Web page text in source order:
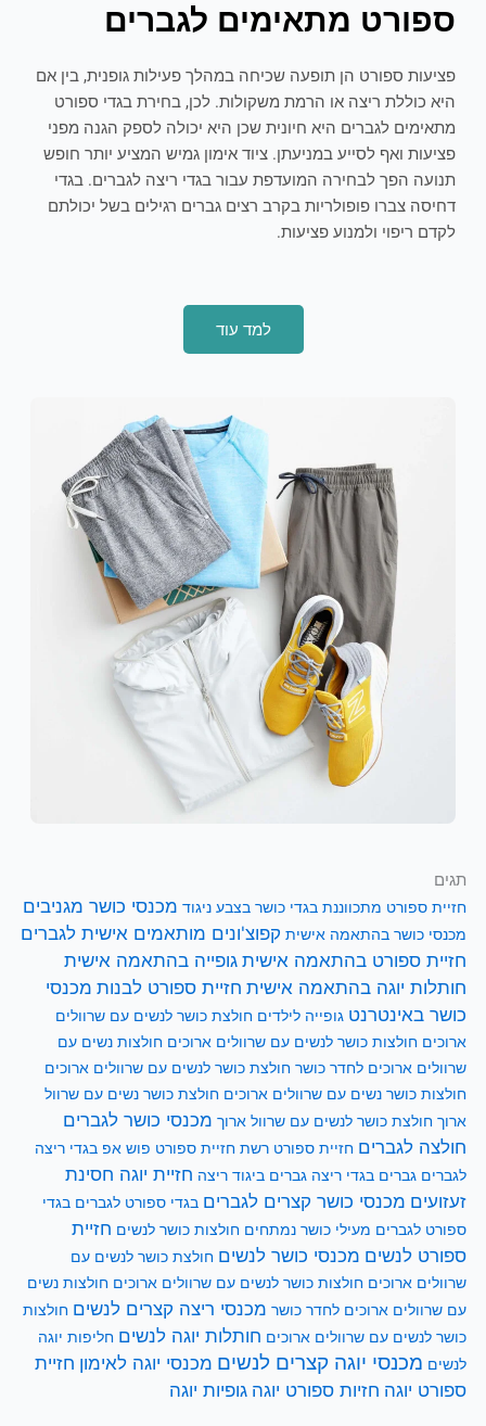
ספורט מתאימים לגברים
פציעות ספורט הן תופעה שכיחה במהלך פעילות גופנית, בין אם
היא כוללת ריצה או הרמת משקולות. לכן, בחירת בגדי ספורט
מתאימים לגברים היא חיונית שכן היא יכולה לספק הגנה מפני
פציעות ואף לסייע במניעתן. ציוד אימון גמיש המציע יותר חופש
תנועה הפך לבחירה המועדפת עבור בגדי ריצה לגברים. בגדי
דחיסה צברו פופולריות בקרב רצים גברים רגילים בשל יכולתם
לקדם ריפוי ולמנוע פציעות.
למד עוד
תגים
חזיית ספורט מתכווננת בגדי כושר בצבע ניגוד מכנסי כושר מגניבים
מכנסי כושר בהתאמה אישית קפוצ'ונים מותאמים אישית לגברים
חזיית ספורט בהתאמה אישית גופייה בהתאמה אישית
חותלות יוגה בהתאמה אישית חזיית ספורט לבנות מכנסי
כושר באינטרנט גופייה לילדים חולצת כושר לנשים עם שרוולים
ארוכים חולצות כושר לנשים עם שרוולים ארוכים חולצות נשים עם
שרוולים ארוכים לחדר כושר חולצת כושר לנשים עם שרוולים ארוכים
חולצות כושר נשים עם שרוולים ארוכים חולצת כושר נשים עם שרוול
ארוך חולצת כושר לנשים עם שרוול ארוך מכנסי כושר לגברים
חולצה לגברים חזיית ספורט רשת חזיית ספורט פוש אפ בגדי ריצה
לגברים גברים בגדי ריצה גברים ביגוד ריצה חזיית יוגה חסינת
זעזועים מכנסי כושר קצרים לגברים בגדי ספורט לגברים בגדי
ספורט לגברים מעילי כושר נמתחים חולצות כושר לנשים חזיית
ספורט לנשים מכנסי כושר לנשים חולצת כושר לנשים עם
שרוולים ארוכים חולצות כושר לנשים עם שרוולים ארוכים חולצות נשים
עם שרוולים ארוכים לחדר כושר מכנסי ריצה קצרים לנשים חולצות
כושר לנשים עם שרוולים ארוכים חותלות יוגה לנשים חליפות יוגה
לנשים מכנסי יוגה קצרים לנשים מכנסי יוגה לאימון חזיית
ספורט יוגה חזיות ספורט יוגה גופיות יוגה